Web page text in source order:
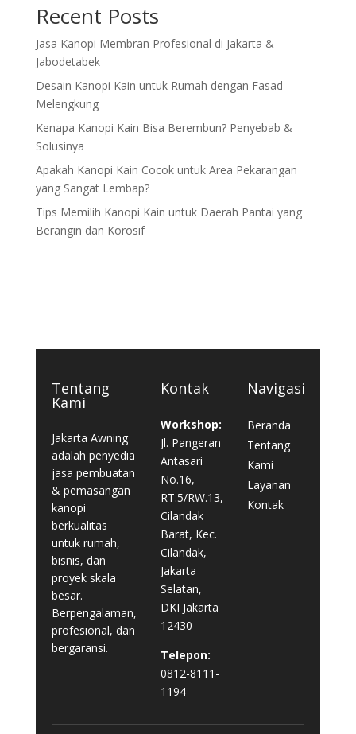
Recent Posts
Jasa Kanopi Membran Profesional di Jakarta &
Jabodetabek
Desain Kanopi Kain untuk Rumah dengan Fasad
Melengkung
Kenapa Kanopi Kain Bisa Berembun? Penyebab &
Solusinya
Apakah Kanopi Kain Cocok untuk Area Pekarangan
yang Sangat Lembap?
Tips Memilih Kanopi Kain untuk Daerah Pantai yang
Berangin dan Korosif
Tentang
Kami
Jakarta Awning
adalah penyedia
jasa pembuatan
& pemasangan
kanopi
berkualitas
untuk rumah,
bisnis, dan
proyek skala
besar.
Berpengalaman,
profesional, dan
bergaransi.
Kontak
Workshop:
Jl. Pangeran
Antasari
No.16,
RT.5/RW.13,
Cilandak
Barat, Kec.
Cilandak,
Jakarta
Selatan,
DKI Jakarta
12430
Telepon:
0812-8111-
1194
Navigasi
Beranda
Tentang
Kami
Layanan
Kontak